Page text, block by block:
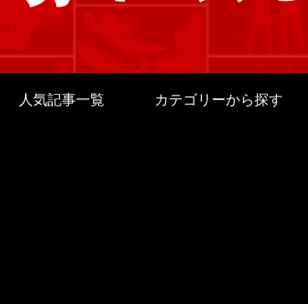
人気記事一覧 カテゴリーから探す